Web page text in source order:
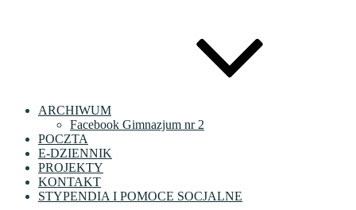
ARCHIWUM
Facebook Gimnazjum nr 2
POCZTA
E-DZIENNIK
PROJEKTY
KONTAKT
STYPENDIA I POMOCE SOCJALNE